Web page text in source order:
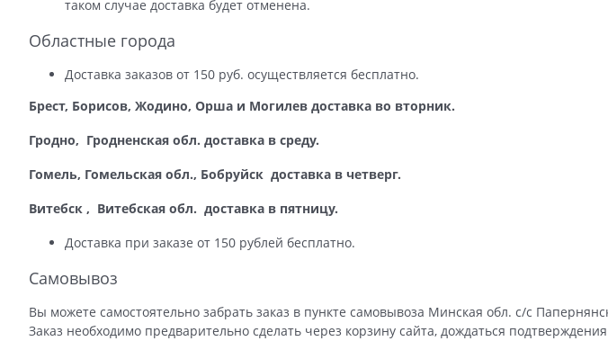
таком случае доставка будет отменена.
Областные города
Доставка заказов от 150 руб. осуществляется бесплатно.
Брест, Борисов, Жодино, Орша и Могилев доставка во вторник.
Гродно, Гродненская обл. доставка в среду.
Гомель, Гомельская обл., Бобруйск доставка в четверг.
Витебск , Витебская обл. доставка в пятницу.
Доставка при заказе от 150 рублей бесплатно.
Самовывоз
Вы можете самостоятельно забрать заказ в пункте самовывоза Минская обл. с/с
Заказ необходимо предварительно сделать через корзину сайта, дождаться